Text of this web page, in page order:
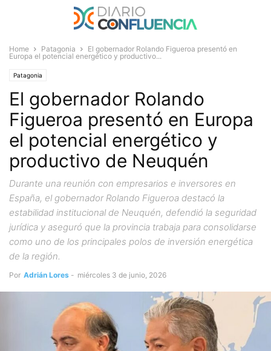
Home Patagonia
El gobernador Rolando Figueroa presentó en
Europa el potencial energético y productivo...
Patagonia
El gobernador Rolando
Figueroa presentó en Europa
el potencial energético y
productivo de Neuquén
Durante una reunión con empresarios e inversores en
España, el gobernador Rolando Figueroa destacó la
estabilidad institucional de Neuquén, defendió la seguridad
jurídica y aseguró que la provincia trabaja para consolidarse
como uno de los principales polos de inversión energética
de la región.
Por Adrián Lores - miércoles 3 de junio, 2026